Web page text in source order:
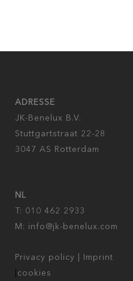
ADRESSE
JK-Benelux B.V.
Stuttgartstraat 22-28
3047 AS Rotterdam
NL
T: 010 462 2933
M: info@jk-benelux.com
Privacy policy
Imprint
cookies